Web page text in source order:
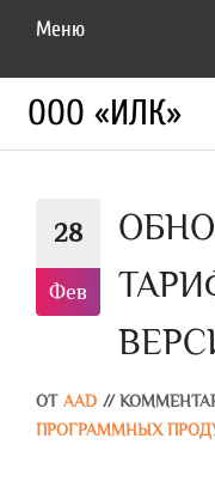
Меню
ООО «ИЛК»
28
Фев
ОТ AAD //
ПРОГРАММНЫХ